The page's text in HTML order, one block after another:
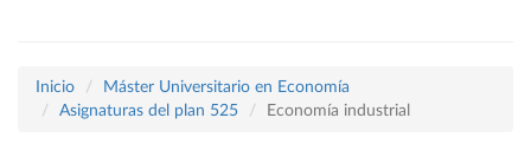
Inicio
Máster Universitario en Economía
Asignaturas del plan 525
Economía industrial